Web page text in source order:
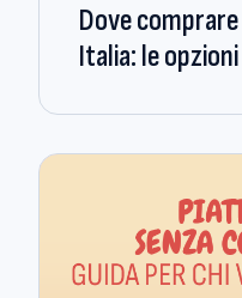
Dove
Italia: le